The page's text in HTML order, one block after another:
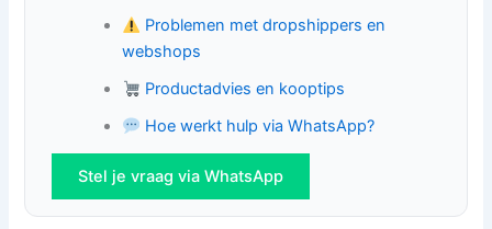
Problemen met dropshippers en
webshops
Productadvies en kooptips
Hoe werkt hulp via WhatsApp?
Stel je vraag via WhatsApp